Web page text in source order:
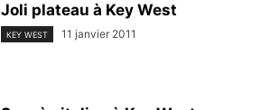
Joli plateau à Key West
KEY WEST 11 janvier 2011